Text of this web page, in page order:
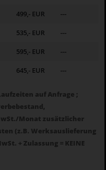
499,- EUR ---
535,- EUR ---
595,- EUR ---
645,- EUR ---
auf Anfrage ;
Monat zusätzlicher
(z.B. Werksauslieferung
+ Zulassung = KEINE